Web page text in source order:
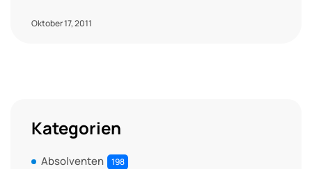
Oktober 17, 2011
Kategorien
Absolventen 198